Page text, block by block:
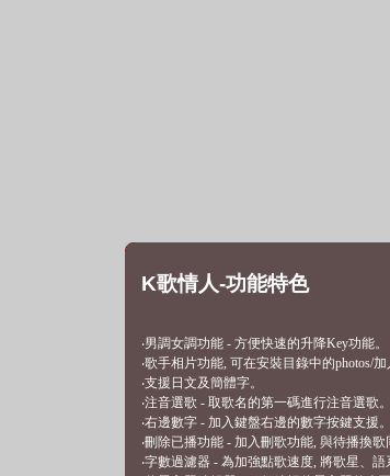
K歌情人-功能特色
‧男調女調功能 - 方便快速的升降Key功能。
‧歌手相片功能, 可在安裝目錄中的photos/加
‧支援日文及簡體字。
‧注音選歌 - 取歌名的第一碼進行注音選歌。
‧右邊數字 - 加入鍵盤右邊的數字按鍵支援。
‧刪除已播功能 - 加入刪歌功能, 與待播換歌
‧字數過濾器 - 為加強點歌速度, 將歌星、